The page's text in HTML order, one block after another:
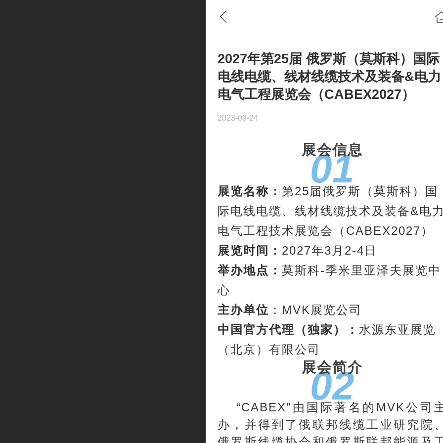
2027年第25届 俄罗斯（莫斯科）国际
电线电缆、线材线缆技术及装备&电力
电气工程展览会（CABEX2027）
2023-09-24
01
展会信息
展览名称： 第25届俄罗斯（莫斯科）国
际电线电缆、线材线缆技术及装备&电
电气工程技术展览会（CABEX2027）
展览时间： 2027年3月2-4日
举办地点： 莫斯科-季米里亚泽夫展览中
心
主办单位 ：MVK展览公司
中国官方代理（独家）： 水源东亚展览
（北京）有限公司
02
展会简介
“CABEX”由国际著名的MVK公司
办，并得到了俄联邦线缆工业研究院